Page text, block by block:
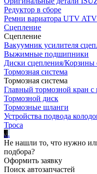
Редуктор в сборе
Ремни вариатора UTV ATV
Сцепление
Сцепление
Вакуумник усилителя
Выжимные подшипники
Диски сцепления/Корзины
Тормозная система
Тормозная система
Главный тормозной кран с
Тормозной диск
Тормозные шланги
Устройства подвода
Троса
...
Не нашли то, что нужно
подбора?
Оформить заявку
Поиск автозапчастей